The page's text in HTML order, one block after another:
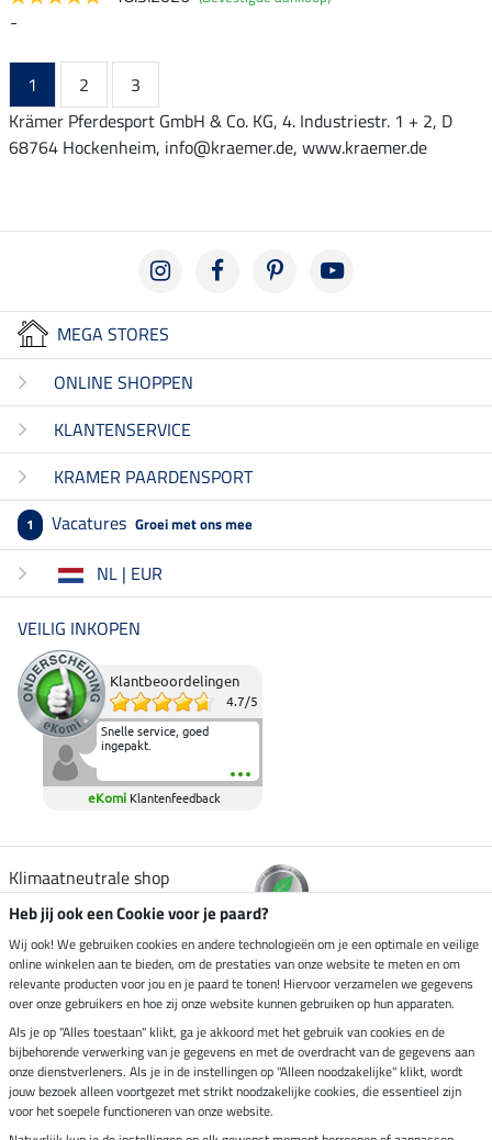
-
1 2
3
Krämer Pferdesport GmbH & Co. KG, 4. Industriestr. 1 + 2, D
68764 Hockenheim, info@kraemer.de, www.kraemer.de
MEGA STORES
ONLINE SHOPPEN
KLANTENSERVICE
KRAMER PAARDENSPORT
1 Vacatures Groei met ons mee
NL | EUR
VEILIG INKOPEN
Klantbeoordelingen
4.7/5
Snelle service, goed
ingepakt.
eKomi Klantenfeedback
Klimaatneutrale shop
Verzending per
Veilig betalen met
Impressum
Heb jij ook een Cookie voor je paard?
Wij ook! We gebruiken cookies en andere technologieën om je een optimale en veilige
online winkelen aan te bieden, om de prestaties van onze website te meten en om
relevante producten voor jou en je paard te tonen! Hiervoor verzamelen we gegevens
over onze gebruikers en hoe zij onze website kunnen gebruiken op hun apparaten.
Als je op "Alles toestaan" klikt, ga je akkoord met het gebruik van cookies en de
bijbehorende verwerking van je gegevens en met de overdracht van de gegevens aan
onze dienstverleners. Als je in de instellingen op "Alleen noodzakelijke" klikt, wordt
jouw bezoek alleen voortgezet met strikt noodzakelijke cookies, die essentieel zijn
voor het soepele functioneren van onze website.